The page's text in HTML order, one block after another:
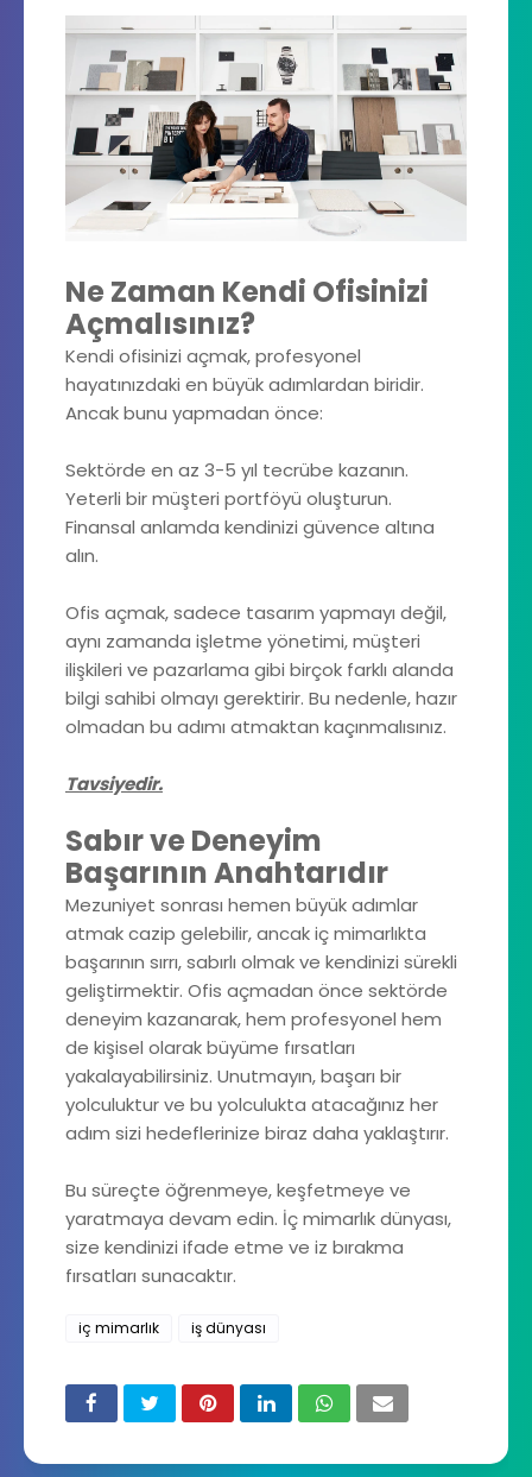
Ne Zaman Kendi Ofisinizi
Açmalısınız?
Kendi ofisinizi açmak, profesyonel
hayatınızdaki en büyük adımlardan biridir.
Ancak bunu yapmadan önce:
Sektörde en az 3-5 yıl tecrübe kazanın.
Yeterli bir müşteri portföyü oluşturun.
Finansal anlamda kendinizi güvence altına
alın.
Ofis açmak, sadece tasarım yapmayı değil,
aynı zamanda işletme yönetimi, müşteri
ilişkileri ve pazarlama gibi birçok farklı alanda
bilgi sahibi olmayı gerektirir. Bu nedenle, hazır
olmadan bu adımı atmaktan kaçınmalısınız.
Tavsiyedir.
Sabır ve Deneyim
Başarının Anahtarıdır
Mezuniyet sonrası hemen büyük adımlar
atmak cazip gelebilir, ancak iç mimarlıkta
başarının sırrı, sabırlı olmak ve kendinizi sürekli
geliştirmektir. Ofis açmadan önce sektörde
deneyim kazanarak, hem profesyonel hem
de kişisel olarak büyüme fırsatları
yakalayabilirsiniz. Unutmayın, başarı bir
yolculuktur ve bu yolculukta atacağınız her
adım sizi hedeflerinize biraz daha yaklaştırır.
Bu süreçte öğrenmeye, keşfetmeye ve
yaratmaya devam edin. İç mimarlık dünyası,
size kendinizi ifade etme ve iz bırakma
fırsatları sunacaktır.
iç mimarlık iş dünyası